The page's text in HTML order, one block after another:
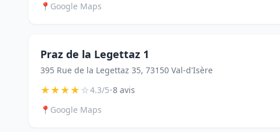
📍 Google Maps
Praz de la Legettaz 1
395 Rue de la Legettaz 35, 73150 Val-d'Isère
★★★★☆4.3/5•8 avis
📍 Google Maps